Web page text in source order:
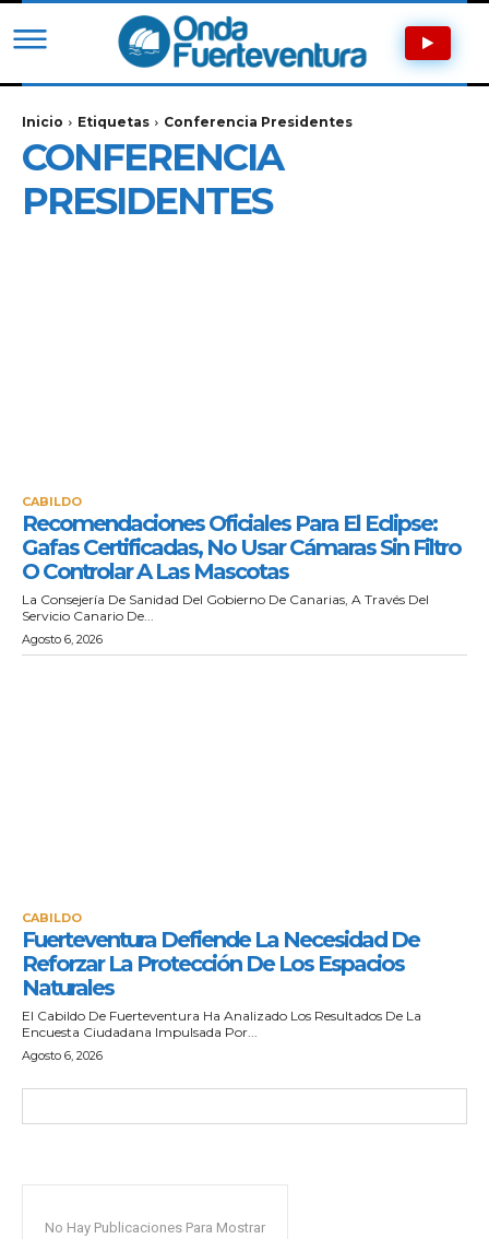
Inicio Etiquetas Conferencia Presidentes
CONFERENCIA
PRESIDENTES
CABILDO
Recomendaciones Oficiales Para El Eclipse:
Gafas Certificadas, No Usar Cámaras Sin Filtro
O Controlar A Las Mascotas
La Consejería De Sanidad Del Gobierno De Canarias, A Través Del
Servicio Canario De...
Agosto 6, 2026
CABILDO
Fuerteventura Defiende La Necesidad De
Reforzar La Protección De Los Espacios
Naturales
El Cabildo De Fuerteventura Ha Analizado Los Resultados De La
Encuesta Ciudadana Impulsada Por...
Agosto 6, 2026
No Hay Publicaciones Para Mostrar